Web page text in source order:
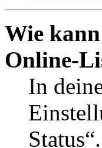
Wie
Online-
In